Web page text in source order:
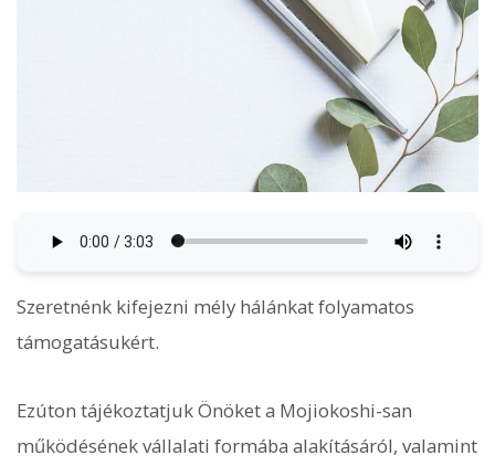
Szeretnénk kifejezni mély hálánkat folyamatos
támogatásukért.
Ezúton tájékoztatjuk Önöket a Mojiokoshi-san
működésének vállalati formába alakításáról, valamint